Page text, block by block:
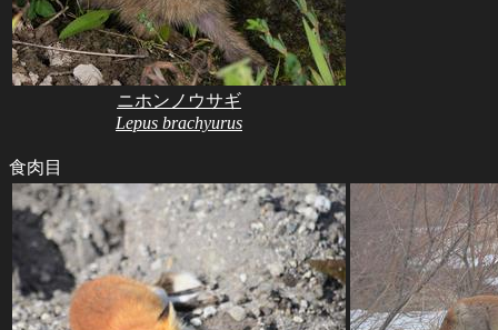
ニホンノウサギ
Lepus brachyurus
食肉目